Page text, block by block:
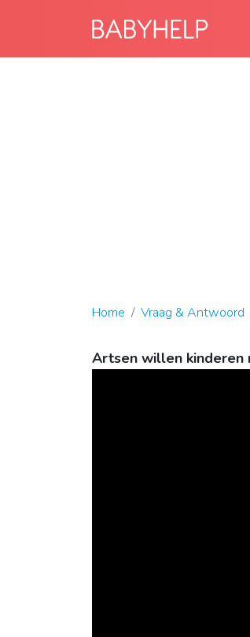
Home Vraag & Antwoord
Artsen willen kinderen